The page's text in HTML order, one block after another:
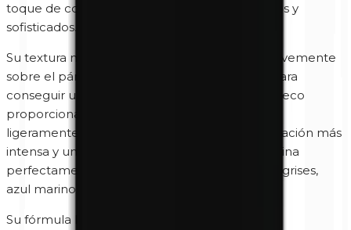
toque de color o para crear looks más creativos y
sofisticados.
Su textura mineral, fina y sedosa, se desliza suavemente
sobre el párpado y se difumina con facilidad para
conseguir un acabado uniforme. Aplicada en seco
proporciona un resultado delicado y luminoso;
ligeramente humedecida ofrece una pigmentación más
intensa y un color aún más vibrante. Sky combina
perfectamente con tonos plateados, blancos, grises,
azul marino y otras tonalidades de azul.
Su fórmula hipoalergénica, libre de perfume y